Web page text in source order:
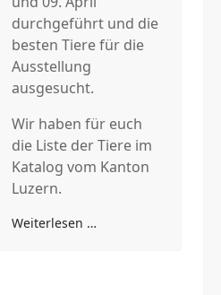
durchgeführt und die
besten Tiere für die
Ausstellung
ausgesucht.
Wir haben für euch
die Liste der Tiere im
Katalog vom Kanton
Luzern.
Weiterlesen …